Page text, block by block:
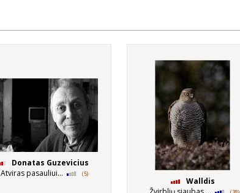
Donatas Guzevicius
Atviras pasauliui...
(5)
Walldis